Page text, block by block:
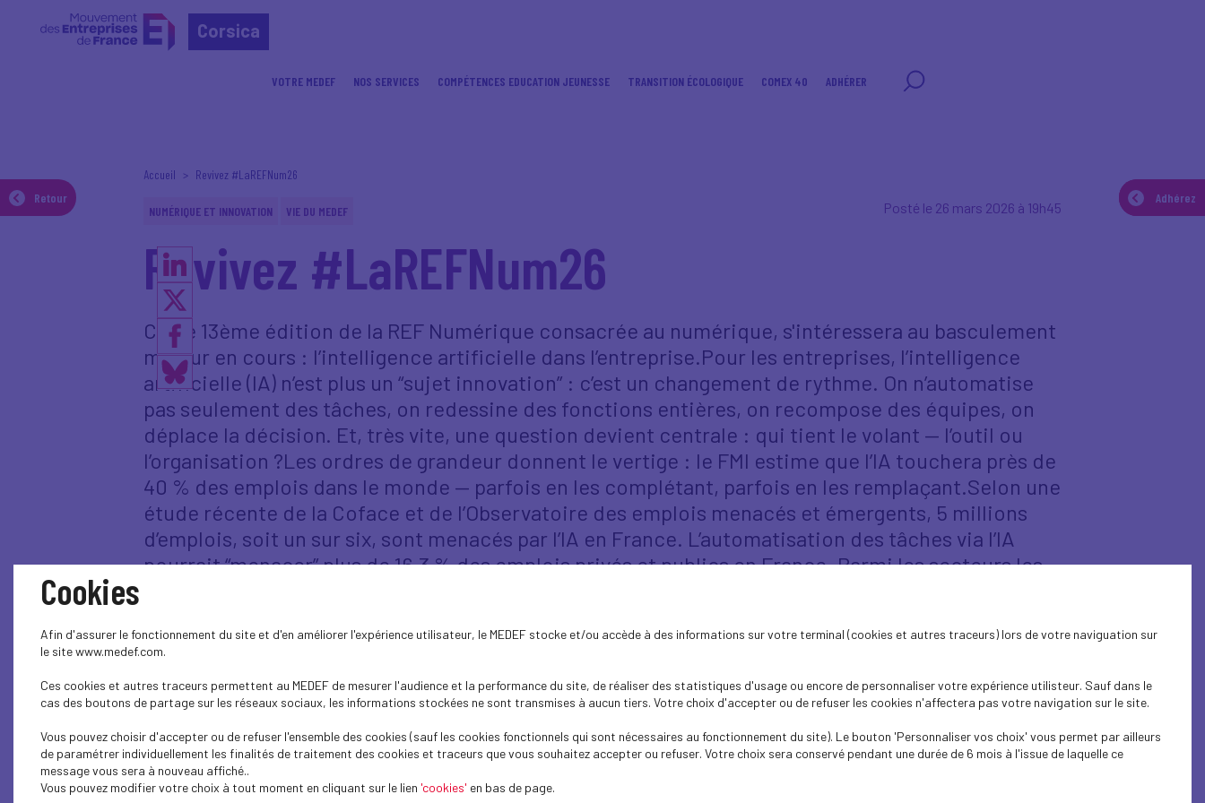
Corsica
VOTRE MEDEF NOS SERVICES COMPÉTENCES EDUCATION JEUNESSE TRANSITION ÉCOLOGIQUE COMEX 40 ADHÉRER
Retour Adhérez
Adhérez
Accueil Revivez #LaREFNum26
Posté le 26 mars 2026 à 19h45
NUMÉRIQUE ET INNOVATION VIE DU MEDEF
Revivez #LaREFNum26
Cette 13ème édition de la REF Numérique consacrée au numérique, s'intéressera au basculement
majeur en cours : l’intelligence artificielle dans l’entreprise.Pour les entreprises, l’intelligence
artificielle (IA) n’est plus un “sujet innovation” : c’est un changement de rythme. On n’automatise
pas seulement des tâches, on redessine des fonctions entières, on recompose des équipes, on
déplace la décision. Et, très vite, une question devient centrale : qui tient le volant — l’outil ou
l’organisation ?Les ordres de grandeur donnent le vertige : le FMI estime que l’IA touchera près de
40 % des emplois dans le monde — parfois en les complétant, parfois en les remplaçant.Selon une
étude récente de la Coface et de l’Observatoire des emplois menacés et émergents, 5 millions
d’emplois, soit un sur six, sont menacés par l’IA en France. L’automatisation des tâches via l’IA
pourrait “menacer” plus de 16,3 % des emplois privés et publics en France. Parmi les secteurs les
chiffres de l’étude.La 13ème édition de la REF Numérique du Medef prend ce tournant à bras-le-
Comment réorganiser l’entreprise autour d’une IA utile, fiable, sobre et sécurisée, sans casser
dialogue social — la performance augmentée reste une performance acceptable et partagée ?
Nous vous invitons à (re)vivre cette journée pour une plongée au cœur de la révolution IA. On
Cookies
Afin d'assurer le fonctionnement du site et d'en améliorer l'expérience utilisateur, le MEDEF stocke et/ou accède à des informations sur votre terminal (cookies et autres traceurs) lors de votre naviguation sur
le site www.medef.com.
Ces cookies et autres traceurs permettent au MEDEF de mesurer l'audience et la performance du site, de réaliser des statistiques d'usage ou encore de personnaliser votre expérience utilisteur. Sauf dans le
cas des boutons de partage sur les réseaux sociaux, les informations stockées ne sont transmises à aucun tiers. Votre choix d'accepter ou de refuser les cookies n'affectera pas votre navigation sur le site.
Vous pouvez choisir d'accepter ou de refuser l'ensemble des cookies (sauf les cookies fonctionnels qui sont nécessaires au fonctionnement du site). Le bouton 'Personnaliser vos choix' vous permet par ailleurs
de paramétrer individuellement les finalités de traitement des cookies et traceurs que vous souhaitez accepter ou refuser. Votre choix sera conservé pendant une durée de 6 mois à l'issue de laquelle ce
message vous sera à nouveau affiché..
Vous pouvez modifier votre choix à tout moment en cliquant sur le lien 'cookies' en bas de page.